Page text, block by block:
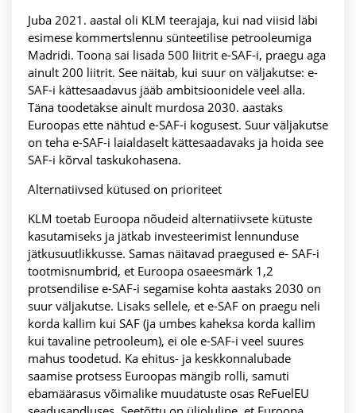
Juba 2021. aastal oli KLM teerajaja, kui nad viisid läbi
esimese kommertslennu sünteetilise petrooleumiga
Madridi. Toona sai lisada 500 liitrit e-SAF-i, praegu aga
ainult 200 liitrit. See näitab, kui suur on väljakutse: e-
SAF-i kättesaadavus jääb ambitsioonidele veel alla.
Täna toodetakse ainult murdosa 2030. aastaks
Euroopas ette nähtud e-SAF-i kogusest. Suur väljakutse
on teha e-SAF-i laialdaselt kättesaadavaks ja hoida see
SAF-i kõrval taskukohasena.
Alternatiivsed kütused on prioriteet
KLM toetab Euroopa nõudeid alternatiivsete kütuste
kasutamiseks ja jätkab investeerimist lennunduse
jätkusuutlikkusse. Samas näitavad praegused e- SAF-i
tootmisnumbrid, et Euroopa osaeesmärk 1,2
protsendilise e-SAF-i segamise kohta aastaks 2030 on
suur väljakutse. Lisaks sellele, et e-SAF on praegu neli
korda kallim kui SAF (ja umbes kaheksa korda kallim
kui tavaline petrooleum), ei ole e-SAF-i veel suures
mahus toodetud. Ka ehitus- ja keskkonnalubade
saamise protsess Euroopas mängib rolli, samuti
ebamäärasus võimalike muudatuste osas ReFuelEU